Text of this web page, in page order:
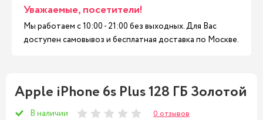
Уважаемые, посетители!
Мы работаем с 10:00 - 21:00 без выходных. Для Вас
доступен самовывоз и бесплатная доставка по Москве.
Apple iPhone 6s Plus 128 ГБ Золотой
В наличии 0 отзывов